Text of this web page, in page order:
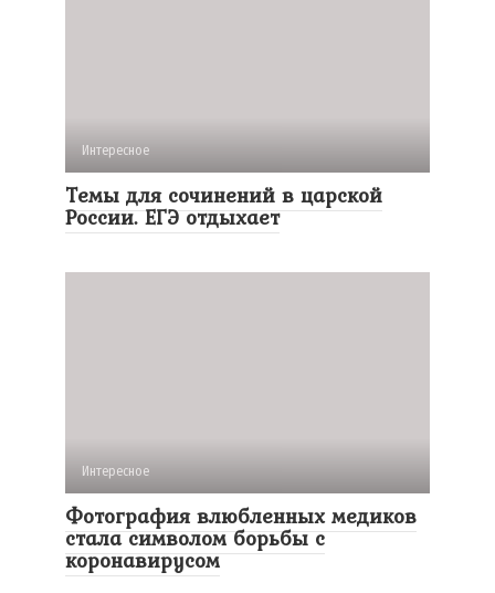
Интересное
Темы для сочинений в царской
России. ЕГЭ отдыхает
Интересное
Фотография влюбленных медиков
стала символом борьбы с
коронавирусом